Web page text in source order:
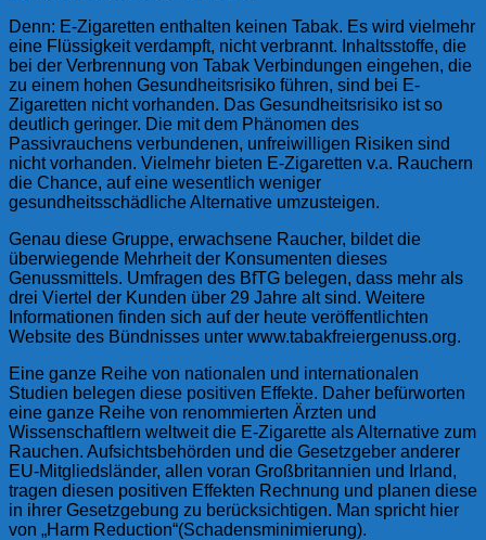
Denn: E-Zigaretten enthalten keinen Tabak. Es wird vielmehr
eine Flüssigkeit verdampft, nicht verbrannt. Inhaltsstoffe, die
bei der Verbrennung von Tabak Verbindungen eingehen, die
zu einem hohen Gesundheitsrisiko führen, sind bei E-
Zigaretten nicht vorhanden. Das Gesundheitsrisiko ist so
deutlich geringer. Die mit dem Phänomen des
Passivrauchens verbundenen, unfreiwilligen Risiken sind
nicht vorhanden. Vielmehr bieten E-Zigaretten v.a. Rauchern
die Chance, auf eine wesentlich weniger
gesundheitsschädliche Alternative umzusteigen.
Genau diese Gruppe, erwachsene Raucher, bildet die
überwiegende Mehrheit der Konsumenten dieses
Genussmittels. Umfragen des BfTG belegen, dass mehr als
drei Viertel der Kunden über 29 Jahre alt sind. Weitere
Informationen finden sich auf der heute veröffentlichten
Website des Bündnisses unter www.tabakfreiergenuss.org.
Eine ganze Reihe von nationalen und internationalen
Studien belegen diese positiven Effekte. Daher befürworten
eine ganze Reihe von renommierten Ärzten und
Wissenschaftlern weltweit die E-Zigarette als Alternative zum
Rauchen. Aufsichtsbehörden und die Gesetzgeber anderer
EU-Mitgliedsländer, allen voran Großbritannien und Irland,
tragen diesen positiven Effekten Rechnung und planen diese
in ihrer Gesetzgebung zu berücksichtigen. Man spricht hier
von „Harm Reduction“(Schadensminimierung).